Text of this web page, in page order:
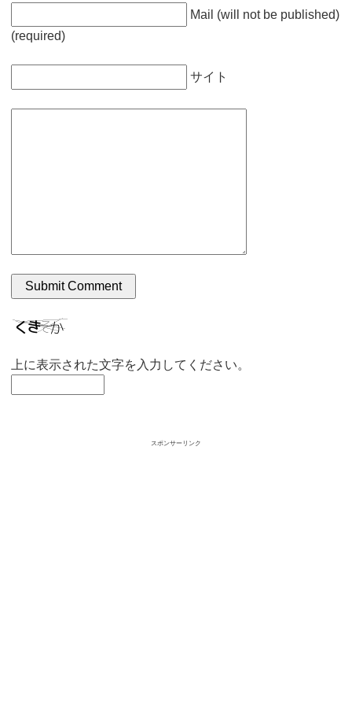
Mail (will not be published)
(required)
サイト
上に表示された文字を入力してください。
スポンサーリンク